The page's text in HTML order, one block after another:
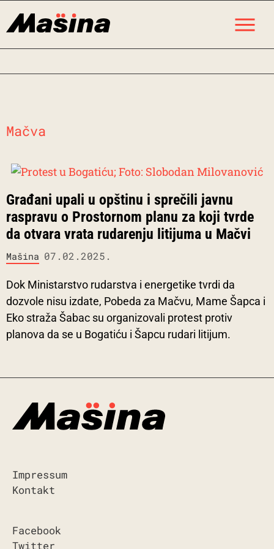
Mačva
Građani upali u opštinu i sprečili javnu
raspravu o Prostornom planu za koji tvrde
da otvara vrata rudarenju litijuma u Mačvi
Mašina 07.02.2025.
Dok Ministarstvo rudarstva i energetike tvrdi da
dozvole nisu izdate, Pobeda za Mačvu, Mame Šapca i
Eko straža Šabac su organizovali protest protiv
planova da se u Bogatiću i Šapcu rudari litijum.
Impressum
Kontakt
Facebook
Twitter